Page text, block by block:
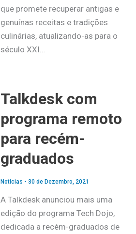
que promete recuperar antigas e
genuínas receitas e tradições
culinárias, atualizando-as para o
século XXI…
Talkdesk com
programa remoto
para recém-
graduados
Notícias • 30 de Dezembro, 2021
A Talkdesk anunciou mais uma
edição do programa Tech Dojo,
dedicada a recém-graduados de